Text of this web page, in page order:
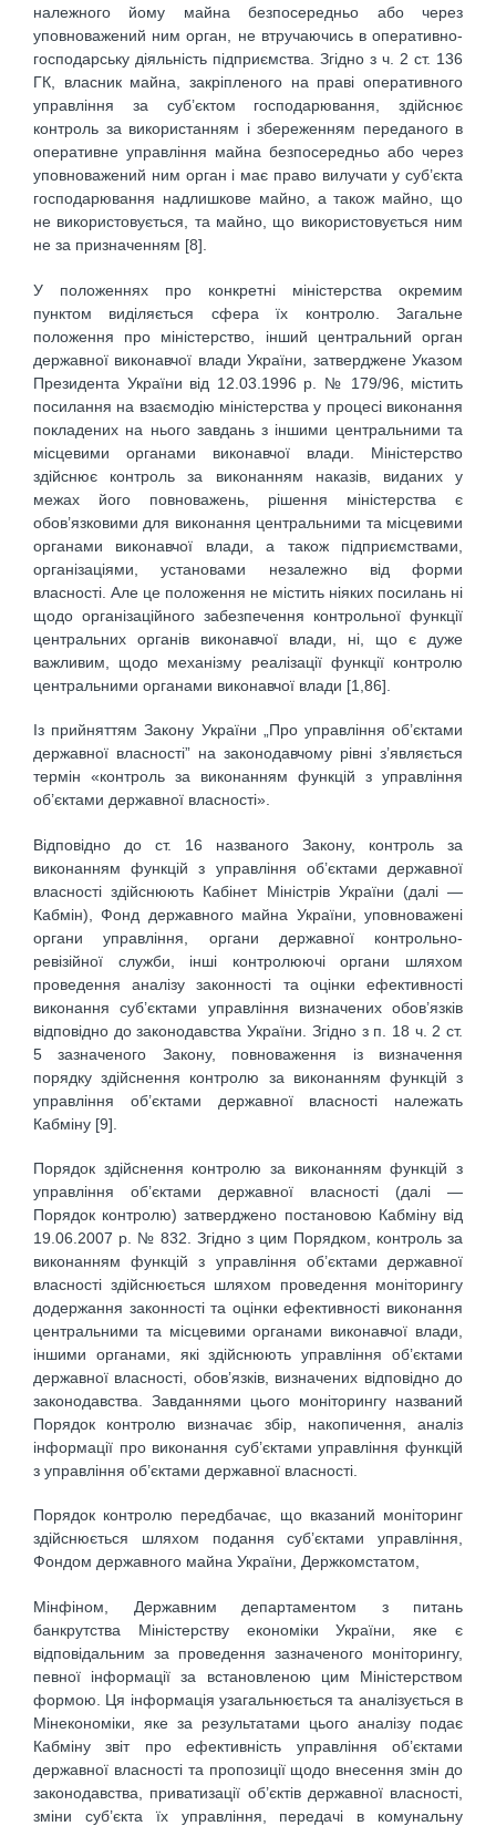
належного йому майна безпосередньо або через
уповноважений ним орган, не втручаючись в оперативно-
господарську діяльність підприємства. Згідно з ч. 2 ст. 136
ГК, власник майна, закріпленого на праві оперативного
управління за суб’єктом господарювання, здійснює
контроль за використанням і збереженням переданого в
оперативне управління майна безпосередньо або через
уповноважений ним орган і має право вилучати у суб’єкта
господарювання надлишкове майно, а також майно, що
не використовується, та майно, що використовується ним
не за призначенням [8].
У положеннях про конкретні міністерства окремим
пунктом виділяється сфера їх контролю. Загальне
положення про міністерство, інший центральний орган
державної виконавчої влади України, затверджене Указом
Президента України від 12.03.1996 р. № 179/96, містить
посилання на взаємодію міністерства у процесі виконання
покладених на нього завдань з іншими центральними та
місцевими органами виконавчої влади. Міністерство
здійснює контроль за виконанням наказів, виданих у
межах його повноважень, рішення міністерства є
обов’язковими для виконання центральними та місцевими
органами виконавчої влади, а також підприємствами,
організаціями, установами незалежно від форми
власності. Але це положення не містить ніяких посилань ні
щодо організаційного забезпечення контрольної функції
центральних органів виконавчої влади, ні, що є дуже
важливим, щодо механізму реалізації функції контролю
центральними органами виконавчої влади [1,86].
Із прийняттям Закону України „Про управління об’єктами
державної власності” на законодавчому рівні з’являється
термін «контроль за виконанням функцій з управління
об’єктами державної власності».
Відповідно до ст. 16 названого Закону, контроль за
виконанням функцій з управління об’єктами державної
власності здійснюють Кабінет Міністрів України (далі —
Кабмін), Фонд державного майна України, уповноважені
органи управління, органи державної контрольно-
ревізійної служби, інші контролюючі органи шляхом
проведення аналізу законності та оцінки ефективності
виконання суб’єктами управління визначених обов’язків
відповідно до законодавства України. Згідно з п. 18 ч. 2 ст.
5 зазначеного Закону, повноваження із визначення
порядку здійснення контролю за виконанням функцій з
управління об’єктами державної власності належать
Кабміну [9].
Порядок здійснення контролю за виконанням функцій з
управління об’єктами державної власності (далі —
Порядок контролю) затверджено постановою Кабміну від
19.06.2007 р. № 832. Згідно з цим Порядком, контроль за
виконанням функцій з управління об’єктами державної
власності здійснюється шляхом проведення моніторингу
додержання законності та оцінки ефективності виконання
центральними та місцевими органами виконавчої влади,
іншими органами, які здійснюють управління об’єктами
державної власності, обов’язків, визначених відповідно до
законодавства. Завданнями цього моніторингу названий
Порядок контролю визначає збір, накопичення, аналіз
інформації про виконання суб’єктами управління функцій
з управління об’єктами державної власності.
Порядок контролю передбачає, що вказаний моніторинг
здійснюється шляхом подання суб’єктами управління,
Фондом державного майна України, Держкомстатом,
Мінфіном, Державним департаментом з питань
банкрутства Міністерству економіки України, яке є
відповідальним за проведення зазначеного моніторингу,
певної інформації за встановленою цим Міністерством
формою. Ця інформація узагальнюється та аналізується в
Мінекономіки, яке за результатами цього аналізу подає
Кабміну звіт про ефективність управління об’єктами
державної власності та пропозиції щодо внесення змін до
законодавства, приватизації об’єктів державної власності,
зміни суб’єкта їх управління, передачі в комунальну